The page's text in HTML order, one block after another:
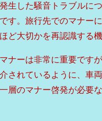
生した騒音トラブルに
す。旅行先でのマナー
ど大切かを再認識する
ナーは非常に重要です
されているように、車
層のマナー啓発が必要